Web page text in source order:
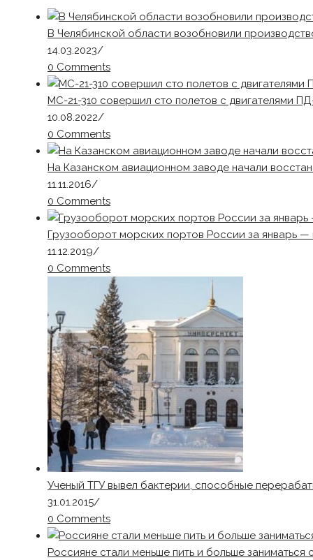
В Челябинской области возобновили
14.03.2023/
0 Comments
МС-21-310 совершил сто полетов с двигателями
10.08.2022/
0 Comments
На Казанском авиационном заводе начали
11.11.2016/
0 Comments
Грузооборот морских портов России за январь —
11.12.2019/
0 Comments
Ученый ТГУ вывел бактерии, способные
31.01.2015/
0 Comments
Россияне стали меньше пить и больше заниматься